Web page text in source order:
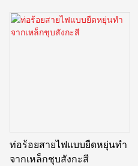
ท่อร้อยสายไฟแบบยืดหยุ่นทำ
จากเหล็กชุบสังกะสี